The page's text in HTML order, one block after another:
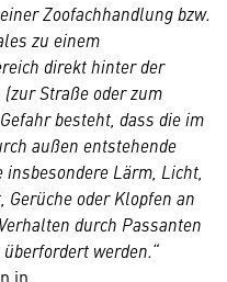
Zoofachhandlung bzw.
zu einem
direkt hinter der
Straße oder zum
besteht, dass die im
außen entstehende
Lärm, Licht,
oder Klopfen an
durch Passanten
werden.“
in